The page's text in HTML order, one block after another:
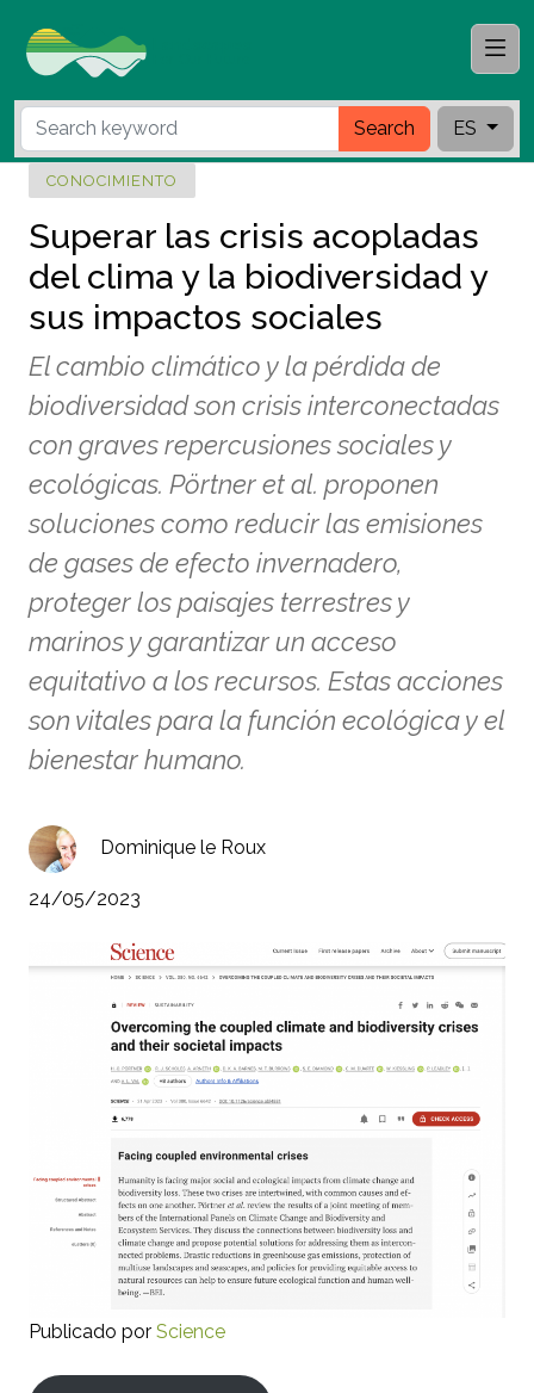
Search ES
CONOCIMIENTO
Superar las crisis acopladas
del clima y la biodiversidad y
sus impactos sociales
El cambio climático y la pérdida de
biodiversidad son crisis interconectadas
con graves repercusiones sociales y
ecológicas. Pörtner et al. proponen
soluciones como reducir las emisiones
de gases de efecto invernadero,
proteger los paisajes terrestres y
marinos y garantizar un acceso
equitativo a los recursos. Estas acciones
son vitales para la función ecológica y el
bienestar humano.
Dominique le Roux
24/05/2023
Publicado por Science